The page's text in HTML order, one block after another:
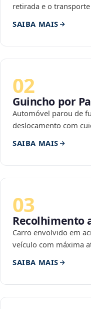
retirada e o
SAIBA MAIS
02
Guincho por
Automóvel parou de
deslocamento com
SAIBA MAIS
03
Recolhimento
Carro envolvido em
veículo com máxima
SAIBA MAIS